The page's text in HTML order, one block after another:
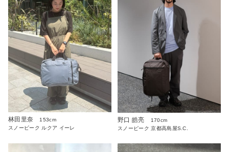
林田里奈
153cm
スノーピーク ルクア イーレ
野口 皓亮
170cm
スノーピーク 京都高島屋S.C.